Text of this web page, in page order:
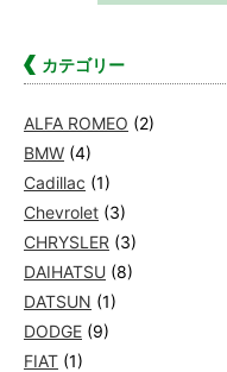
カテゴリー
ALFA ROMEO (2)
BMW (4)
Cadillac (1)
Chevrolet (3)
CHRYSLER (3)
DAIHATSU (8)
DATSUN (1)
DODGE (9)
FIAT (1)